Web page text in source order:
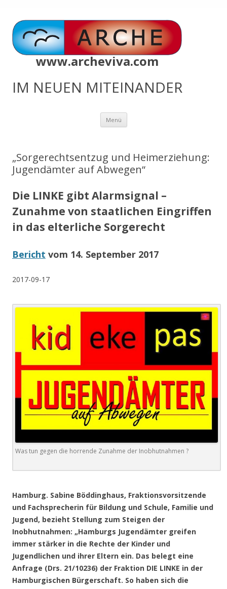
www.archeviva.com
IM NEUEN MITEINANDER
Menü Zum
springen
„Sorgerechtsentzug und Heimerziehung:
Jugendämter auf Abwegen“
Die LINKE gibt Alarmsignal –
Zunahme von staatlichen Eingriffen
in das elterliche Sorgerecht
Bericht vom 14. September 2017
2017-09-17
Was tun gegen die horrende Zunahme der Inobhutnahmen ?
Hamburg. Sabine Böddinghaus, Fraktionsvorsitzende
und Fachsprecherin für Bildung und Schule, Familie und
Jugend, bezieht Stellung zum Steigen der
Inobhutnahmen: „Hamburgs Jugendämter greifen
immer stärker in die Rechte der Kinder und
Jugendlichen und ihrer Eltern ein. Das belegt eine
Anfrage (Drs. 21/10236) der Fraktion DIE LINKE in der
Hamburgischen Bürgerschaft. So haben sich die